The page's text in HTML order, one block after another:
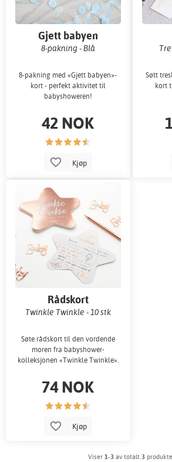
Gjett babyen
8-pakning - Blå
8-pakning med «Gjett babyen»-
kort - perfekt aktivitet til
babyshoweren!
42 NOK
Kjøp
Søtt
kort
Rådskort
Twinkle Twinkle - 10 stk
Søte rådskort til den vordende
moren fra babyshower-
kolleksjonen «Twinkle Twinkle».
74 NOK
Kjøp
Viser 1-3 av totalt 3